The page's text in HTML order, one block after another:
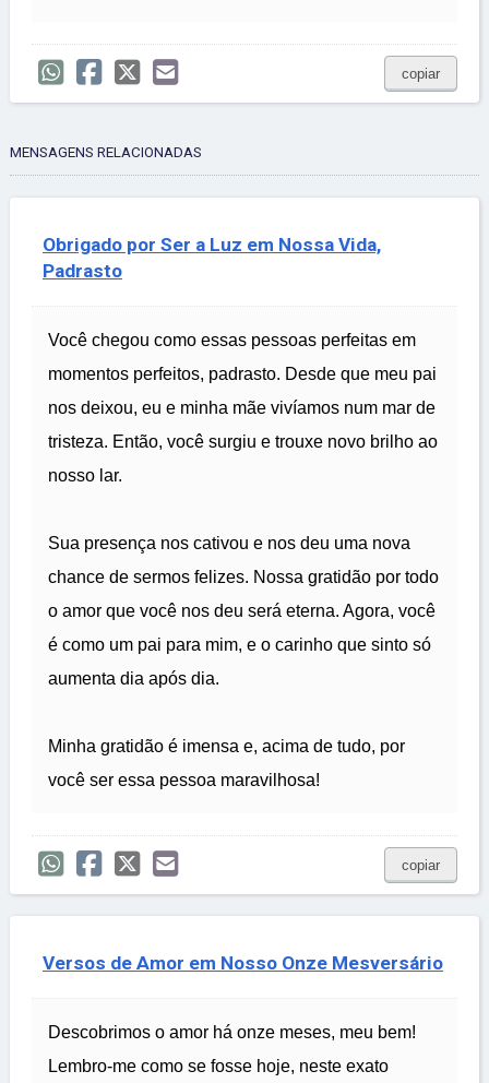
copiar
MENSAGENS RELACIONADAS
Obrigado por Ser a Luz em Nossa Vida,
Padrasto
Você chegou como essas pessoas perfeitas em
momentos perfeitos, padrasto. Desde que meu pai
nos deixou, eu e minha mãe vivíamos num mar de
tristeza. Então, você surgiu e trouxe novo brilho ao
nosso lar.
Sua presença nos cativou e nos deu uma nova
chance de sermos felizes. Nossa gratidão por todo
o amor que você nos deu será eterna. Agora, você
é como um pai para mim, e o carinho que sinto só
aumenta dia após dia.
Minha gratidão é imensa e, acima de tudo, por
você ser essa pessoa maravilhosa!
copiar
Versos de Amor em Nosso Onze Mesversário
Descobrimos o amor há onze meses, meu bem!
Lembro-me como se fosse hoje, neste exato